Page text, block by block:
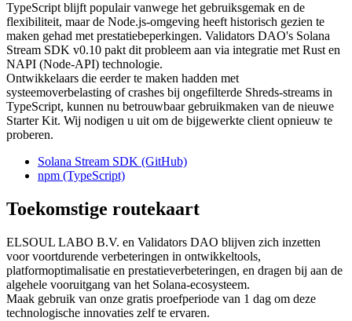
TypeScript blijft populair vanwege het gebruiksgemak en de
flexibiliteit, maar de Node.js-omgeving heeft historisch gezien te
maken gehad met prestatiebeperkingen. Validators DAO's Solana
Stream SDK v0.10 pakt dit probleem aan via integratie met Rust en
NAPI (Node-API) technologie.
Ontwikkelaars die eerder te maken hadden met
systeemoverbelasting of crashes bij ongefilterde Shreds-streams in
TypeScript, kunnen nu betrouwbaar gebruikmaken van de nieuwe
Starter Kit. Wij nodigen u uit om de bijgewerkte client opnieuw te
proberen.
Solana Stream SDK (GitHub)
npm (TypeScript)
Toekomstige routekaart
ELSOUL LABO B.V. en Validators DAO blijven zich inzetten
voor voortdurende verbeteringen in ontwikkeltools,
platformoptimalisatie en prestatieverbeteringen, en dragen bij aan de
algehele vooruitgang van het Solana-ecosysteem.
Maak gebruik van onze gratis proefperiode van 1 dag om deze
technologische innovaties zelf te ervaren.